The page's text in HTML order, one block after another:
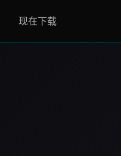
现在下载